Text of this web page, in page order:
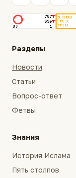
Разделы
Новости
Статьи
Вопрос-ответ
Фетвы
Знания
История Ислама
Пять столпов